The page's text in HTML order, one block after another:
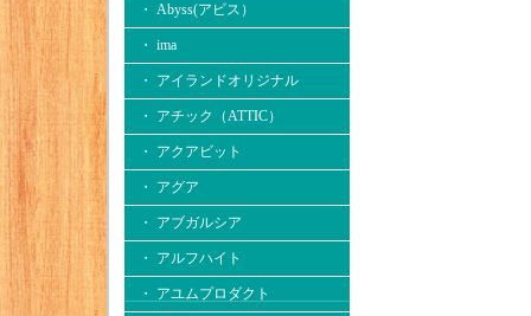
・ Abyss(アビス）
・ ima
・ アイランドオリジナル
・ アチック（ATTIC）
・ アクアビット
・ アグア
・ アブガルシア
・ アルフハイト
・ アユムプロダクト